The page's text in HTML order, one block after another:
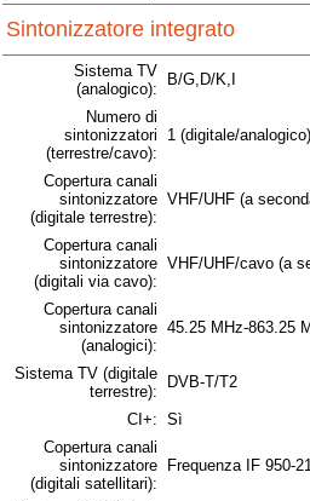
Sintonizzatore integrato
Sistema TV
(analogico):
B/G,D/K,I
Numero di
sintonizzatori
(terrestre/cavo):
1 (digitale/analogico)
Copertura canali
sintonizzatore
(digitale terrestre):
VHF/UHF (a
Copertura canali
sintonizzatore
(digitali via cavo):
VHF/UHF/cavo (a
Copertura canali
sintonizzatore
(analogici):
45.25 MHz-863.25
Sistema TV (digitale
terrestre):
DVB-T/T2
CI+: Sì
Copertura canali
sintonizzatore
(digitali satellitari):
Frequenza IF 950-